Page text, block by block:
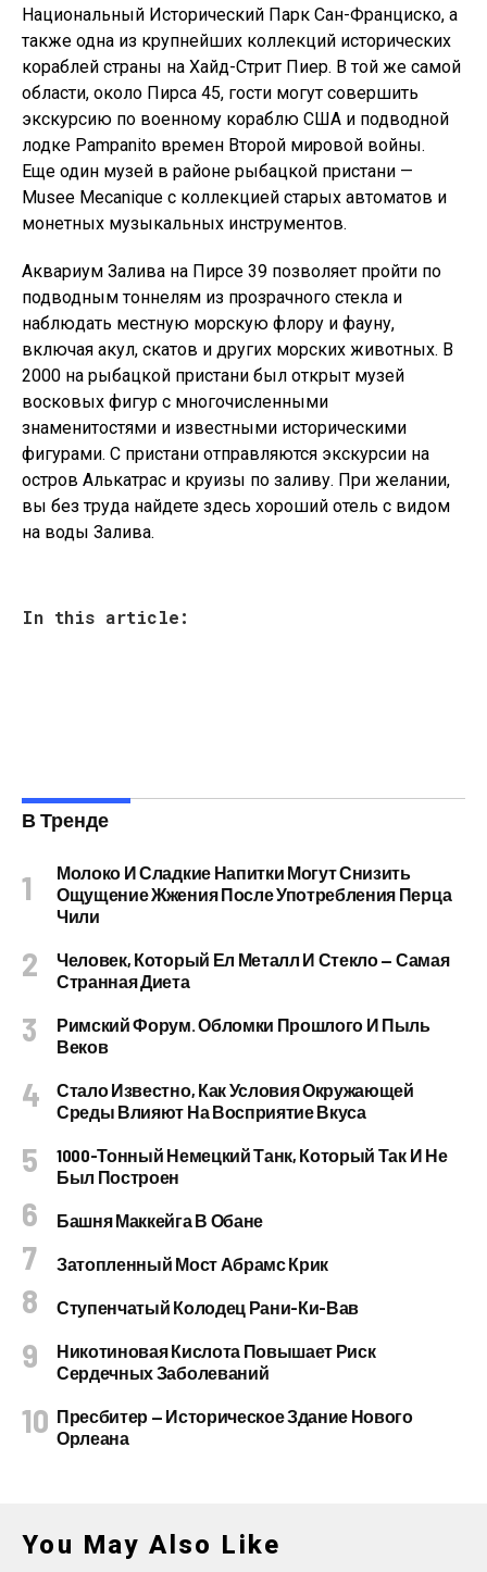
Национальный Исторический Парк Сан-Франциско, а
также одна из крупнейших коллекций исторических
кораблей страны на Хайд-Стрит Пиер. В той же самой
области, около Пирса 45, гости могут совершить
экскурсию по военному кораблю США и подводной
лодке Pampanito времен Второй мировой войны.
Еще один музей в районе рыбацкой пристани —
Musee Mecanique с коллекцией старых автоматов и
монетных музыкальных инструментов.
Аквариум Залива на Пирсе 39 позволяет пройти по
подводным тоннелям из прозрачного стекла и
наблюдать местную морскую флору и фауну,
включая акул, скатов и других морских животных. В
2000 на рыбацкой пристани был открыт музей
восковых фигур с многочисленными
знаменитостями и известными историческими
фигурами. С пристани отправляются экскурсии на
остров Алькатрас и круизы по заливу. При желании,
вы без труда найдете здесь хороший отель с видом
на воды Залива.
In this article:
В Тренде
Молоко И Сладкие Напитки Могут Снизить
Ощущение Жжения После Употребления Перца
Чили
Человек, Который Ел Металл И Стекло — Самая
Странная Диета
Римский Форум. Обломки Прошлого И Пыль
Веков
Стало Известно, Как Условия Окружающей
Среды Влияют На Восприятие Вкуса
1000-Тонный Немецкий Танк, Который Так И Не
Был Построен
Башня Маккейга В Обане
Затопленный Мост Абрамс Крик
Ступенчатый Колодец Рани-Ки-Вав
Никотиновая Кислота Повышает Риск
Сердечных Заболеваний
Пресбитер — Историческое Здание Нового
Орлеана
You May Also Like